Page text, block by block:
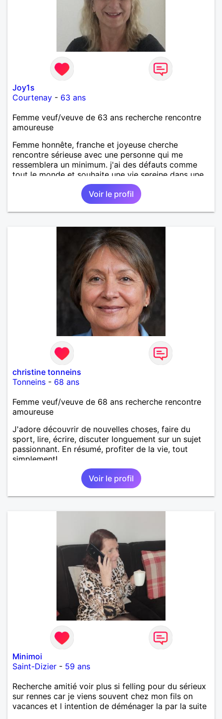
Joy1s
Courtenay - 63 ans
Femme veuf/veuve de 63 ans recherche rencontre
amoureuse
Femme honnête, franche et joyeuse cherche
rencontre sérieuse avec une personne qui me
ressemblera un minimum. j'ai des défauts comme
tout le monde et souhaite une vie sereine dans une
relation sur du long terme.
Voir le profil
christine tonneins
Tonneins - 68 ans
Femme veuf/veuve de 68 ans recherche rencontre
amoureuse
J'adore découvrir de nouvelles choses, faire du
sport, lire, écrire, discuter longuement sur un sujet
passionnant. En résumé, profiter de la vie, tout
simplement!
Voir le profil
Minimoi
Saint-Dizier - 59 ans
Recherche amitié voir plus si felling pour du sérieux
sur rennes car je viens souvent chez mon fils on
vacances et l intention de déménager la par la suite